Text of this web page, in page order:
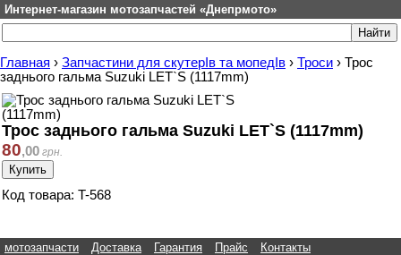
Интернет-магазин мотозапчастей «Днепрмото»
Главная › Запчастини для скутерІв та мопедІв › Троси › Трос
заднього гальма Suzuki LET`S (1117mm)
Трос заднього гальма Suzuki LET`S (1117mm)
80,00 грн.
Код товара: T-568
мотозапчасти Доставка Гарантия Прайс
Контакты